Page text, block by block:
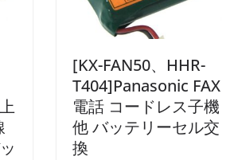
[KX-FAN50、HHR-
T404]Panasonic FAX
電話 コードレス子機
他 バッテリーセル交
換